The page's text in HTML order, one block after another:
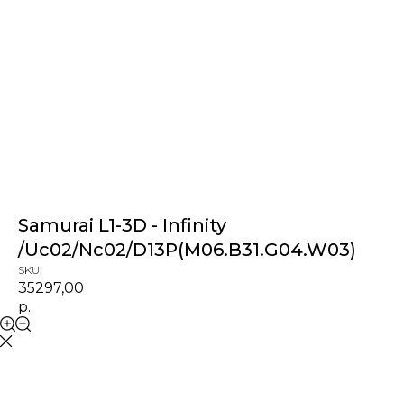
Samurai L1-3D - Infinity
/Uc02/Nc02/D13P(M06.B31.G04.W03)
SKU:
35297,00
р.